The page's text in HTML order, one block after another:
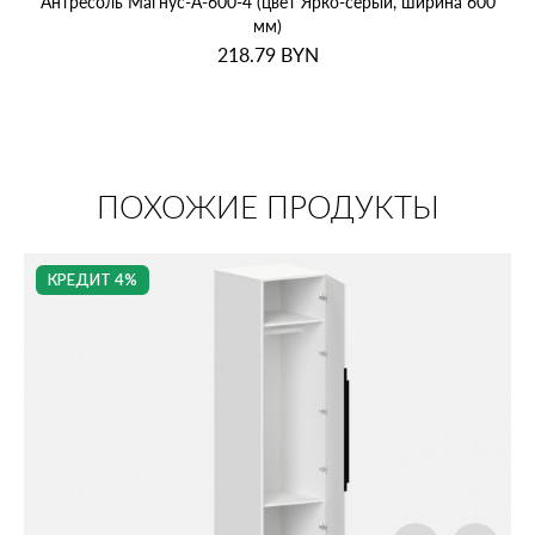
мм)
218.79BYN
ПОХОЖИЕ ПРОДУКТЫ
КРЕДИТ 4%